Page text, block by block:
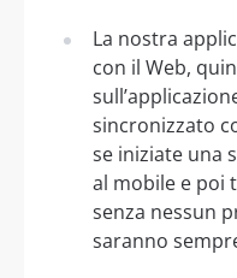
La nostra
con il Web,
sincronizzato
se iniziate una
al mobile e poi
senza nessun
saranno